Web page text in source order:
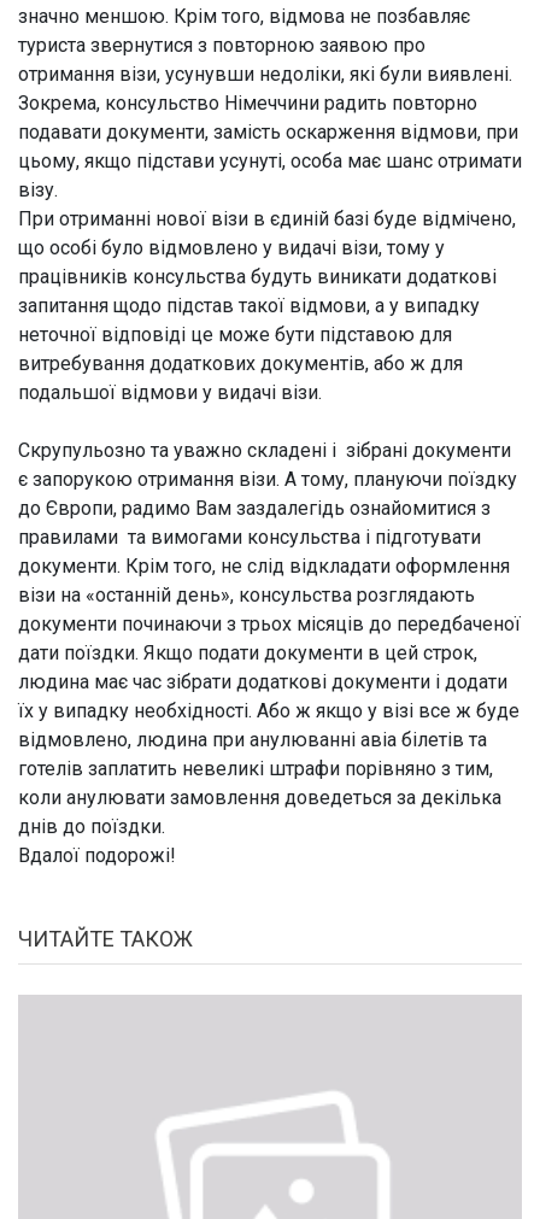
значно меншою. Крім того, відмова не позбавляє
туриста звернутися з повторною заявою про
отримання візи, усунувши недоліки, які були виявлені.
Зокрема, консульство Німеччини радить повторно
подавати документи, замість оскарження відмови, при
цьому, якщо підстави усунуті, особа має шанс отримати
візу.
При отриманні нової візи в єдиній базі буде відмічено,
що особі було відмовлено у видачі візи, тому у
працівників консульства будуть виникати додаткові
запитання щодо підстав такої відмови, а у випадку
неточної відповіді це може бути підставою для
витребування додаткових документів, або ж для
подальшої відмови у видачі візи.
Скрупульозно та уважно складені і зібрані документи
є запорукою отримання візи. А тому, плануючи поїздку
до Європи, радимо Вам заздалегідь ознайомитися з
правилами та вимогами консульства і підготувати
документи. Крім того, не слід відкладати оформлення
візи на «останній день», консульства розглядають
документи починаючи з трьох місяців до передбаченої
дати поїздки. Якщо подати документи в цей строк,
людина має час зібрати додаткові документи і додати
їх у випадку необхідності. Або ж якщо у візі все ж буде
відмовлено, людина при анулюванні авіа білетів та
готелів заплатить невеликі штрафи порівняно з тим,
коли анулювати замовлення доведеться за декілька
днів до поїздки.
Вдалої подорожі!
ЧИТАЙТЕ ТАКОЖ